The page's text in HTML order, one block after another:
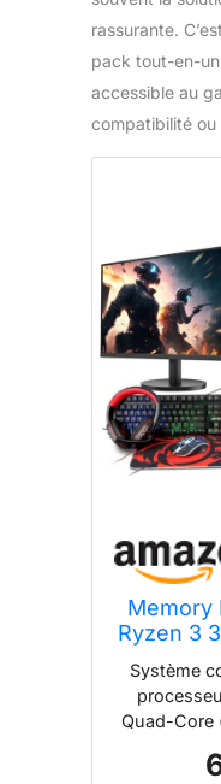
rassurante.
pack tout-en-
accessible au
compatibilité
Memory
Ryzen 3
8, 16 Go
Go,
ecran
Hz +
4in1 USB
Système
Quad-Core
MHz Dual